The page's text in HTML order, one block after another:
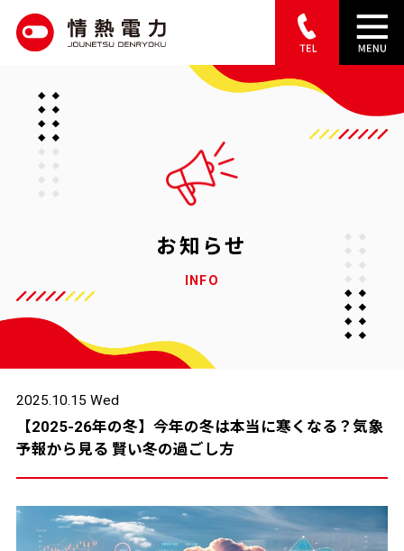
e
お知らせ
INFO
2025.10.15 Wed
【2025-26年の冬】今年の冬は本当に寒くなる？気象
予報から見る 賢い冬の過ごし方